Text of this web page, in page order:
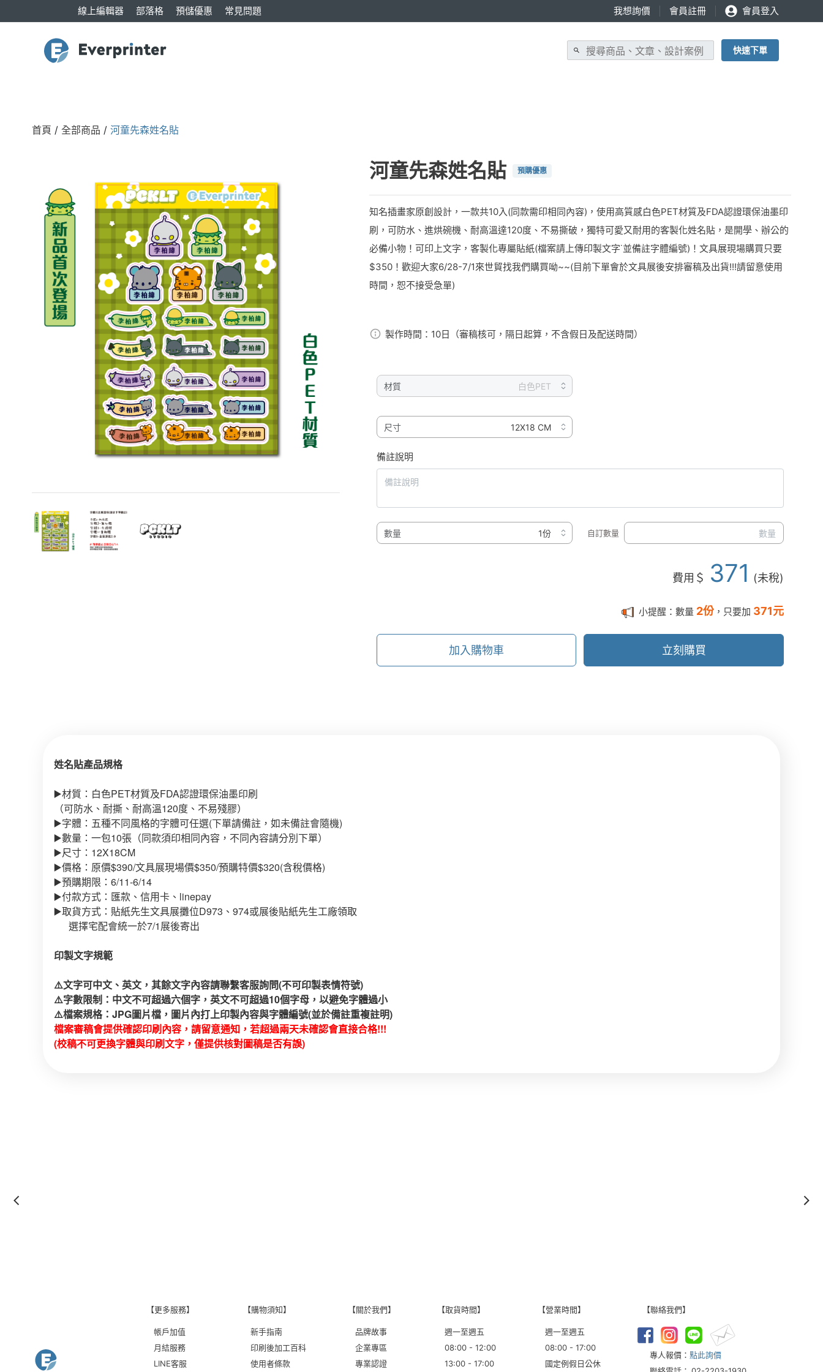
線上編輯器 部落格 預儲優惠 常見問題 我想詢價 會員註冊 會員登入
快速下單
首頁 / 全部商品 / 河童先森姓名貼
河童先森姓名貼 預購優惠
知名插畫家原創設計，一款共10入(同款需印相同內容)，使用高質感白色PET材質及FDA認證環保油墨印
刷，可防水、進烘碗機、耐高溫達120度、不易撕破，獨特可愛又耐用的客製化姓名貼，是開學、辦公的
必備小物！可印上文字，客製化專屬貼紙(檔案請上傳印製文字˙並備註字體編號)！文具展現場購買只要
$350！歡迎大家6/28-7/1來世貿找我們購買呦~~(目前下單會於文具展後安排審稿及出貨!!!請留意使用
時間，恕不接受急單)
製作時間： 10日（審稿核可，隔日起算，不含假日及配送時間）
材質
尺寸
備註說明
數量 自訂數量
費用＄ 371 (未稅)
小提醒：數量 2份，只要加 371元
加入購物車 立刻購買
姓名貼產品規格
▶️材質：白色PET材質及FDA認證環保油墨印刷
（可防水、耐撕、耐高溫120度、不易殘膠）
▶️字體：五種不同風格的字體可任選(下單請備註，如未備註會隨機)
▶️數量：一包10張（同款須印相同內容，不同內容請分別下單）
▶️尺寸：12X18CM
▶️價格：原價$390/文具展現場價$350/預購特價$320(含稅價格)
▶️預購期限：6/11-6/14
▶️付款方式：匯款、信用卡、linepay
▶️取貨方式：貼紙先生文具展攤位D973、974或展後貼紙先生工廠領取
選擇宅配會統一於7/1展後寄出
印製文字規範
⚠️文字可中文、英文，其餘文字內容請聯繫客服詢問(不可印製表情符號)
⚠️字數限制：中文不可超過六個字，英文不可超過10個字母，以避免字體過小
⚠️檔案規格：JPG圖片檔，圖片內打上印製內容與字體編號(並於備註重複註明)
檔案審稿會提供確認印刷內容，請留意通知，若超過兩天未確認會直接合格!!!
(校稿不可更換字體與印刷文字，僅提供核對圖稿是否有誤)
【更多服務】
帳戶加值
月結服務
LINE客服
【購物須知】
新手指南
印刷後加工百科
使用者條款
【關於我們】
品牌故事
企業專區
專業認證
【取貨時間】
週一至週五
08:00 - 12:00
13:00 - 17:00
【營業時間】
週一至週五
08:00 - 17:00
國定例假日公休
【聯絡我們】
專人報價： 點此詢價